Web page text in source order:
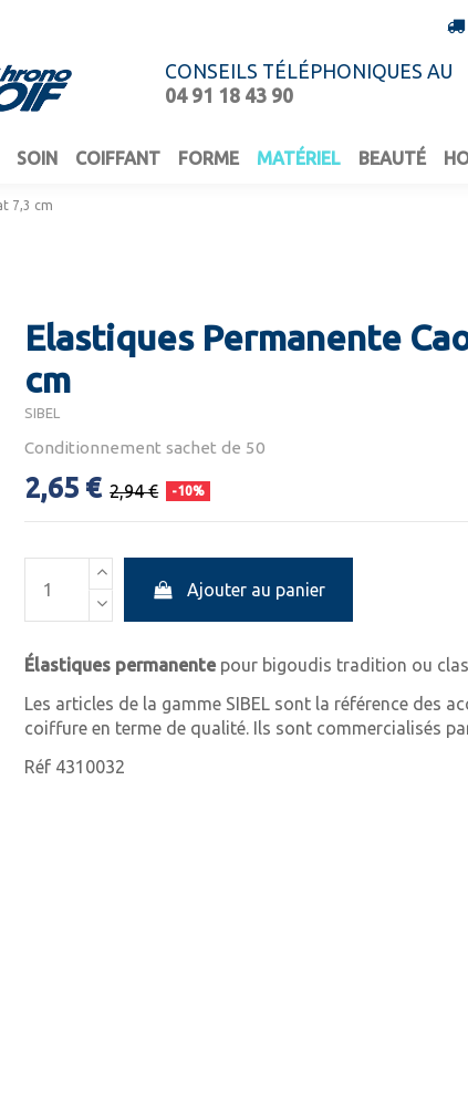
CONSEILS TÉLÉPHONIQUES AU
04 91 18 43 90
SOIN COIFFANT FORME MATÉRIEL BEAUTÉ
7,3 cm
Elastiques Permanente
cm
SIBEL
Conditionnement sachet de 50
2,65 € 2,94 € -10%
Ajouter au panier
Élastiques permanente pour bigoudis tradition ou
Les articles de la gamme SIBEL sont la référence des
coiffure en terme de qualité. Ils sont commercialisés
Réf 4310032